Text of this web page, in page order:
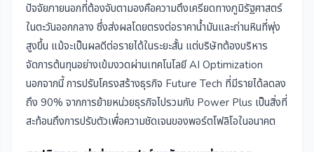
ปัจจัยภายนอกที่ต้องจับตามองคือความตึงเครียดทางภูมิรัฐศาสตร์
ในตะวันออกกลาง ซึ่งส่งผลโดยตรงต่อราคาน้ำมันและถ่านหินที่พุ่ง
สูงขึ้น แม้จะเป็นผลดีต่อรายได้ในระยะสั้น แต่บริษัทต้องบริหาร
จัดการต้นทุนอย่างเข้มงวดผ่านเทคโนโลยี AI Optimization
นอกจากนี้ การปรับโครงสร้างธุรกิจ Future Tech ที่มีรายได้ลดลง
ถึง 90% จากการย้ายหน่วยธุรกิจไปรวมกับ Power Plus เป็นสิ่งที่
สะท้อนถึงการปรับตัวเพื่อความชัดเจนของพอร์ตโฟลิโอในอนาคต